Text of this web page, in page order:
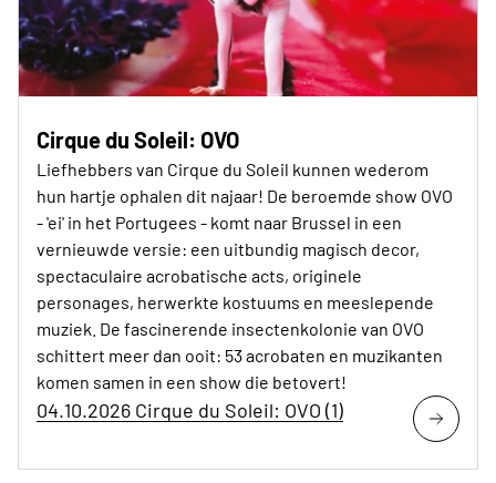
Cirque du Soleil: OVO
Liefhebbers van Cirque du Soleil kunnen wederom
hun hartje ophalen dit najaar! De beroemde show OVO
- 'ei' in het Portugees - komt naar Brussel in een
vernieuwde versie: een uitbundig magisch decor,
spectaculaire acrobatische acts, originele
personages, herwerkte kostuums en meeslepende
muziek. De fascinerende insectenkolonie van OVO
schittert meer dan ooit: 53 acrobaten en muzikanten
komen samen in een show die betovert!
04.10.2026 Cirque du Soleil: OVO (1)